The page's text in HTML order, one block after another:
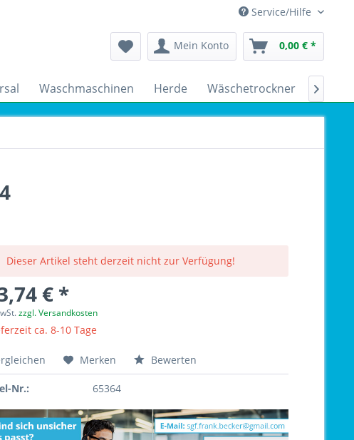
Service/Hilfe
Mein Konto 0,00 € *
Waschmaschinen Herde Wäschetrockner 
Dieser Artikel steht derzeit nicht zur Verfügung!
€ *
zzgl. Versandkosten
ca. 8-10 Tage
Merken Bewerten
Nr.: 65364